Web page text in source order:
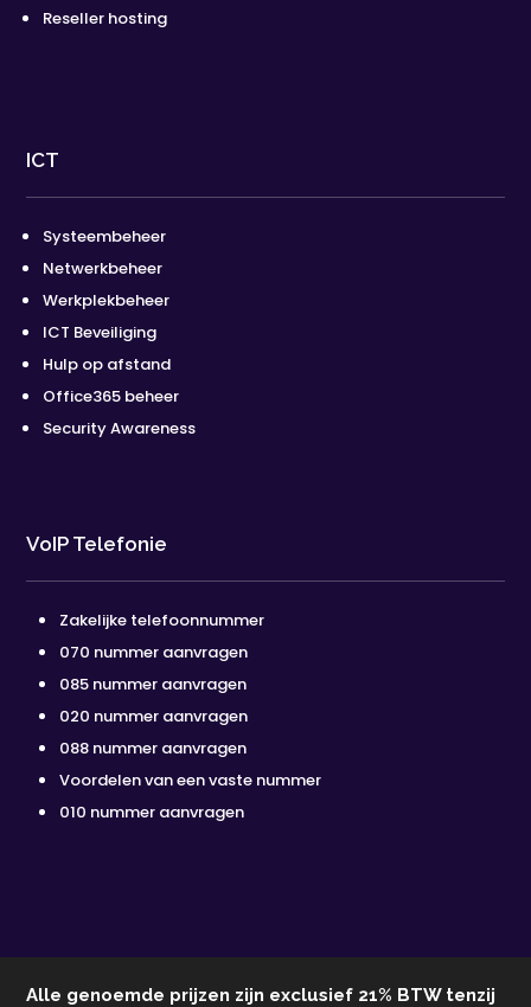
Reseller hosting
ICT
Systeembeheer
Netwerkbeheer
Werkplekbeheer
ICT Beveiliging
Hulp op afstand
Office365 beheer
Security Awareness
VoIP Telefonie
Zakelijke telefoonnummer
070 nummer aanvragen
085 nummer aanvragen
020 nummer aanvragen
088 nummer aanvragen
Voordelen van een vaste nummer
010 nummer aanvragen
Alle genoemde prijzen zijn exclusief 21% BTW tenzij